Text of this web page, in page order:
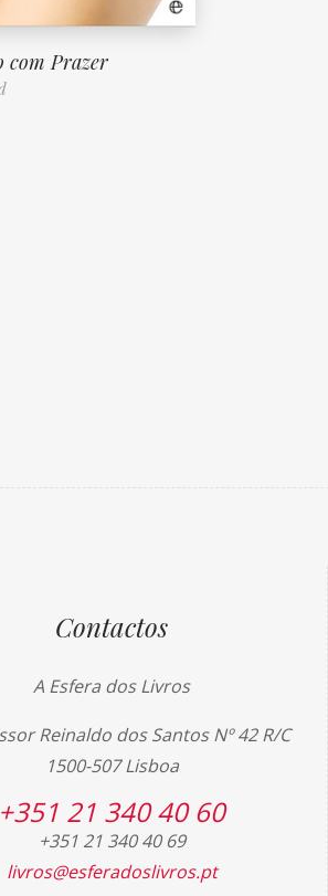
com Prazer
Contactos
A Esfera dos Livros
Reinaldo dos Santos Nº 42 R/C
1500-507 Lisboa
+351 21 340 40 60
+351 21 340 40 69
livros@esferadoslivros.pt